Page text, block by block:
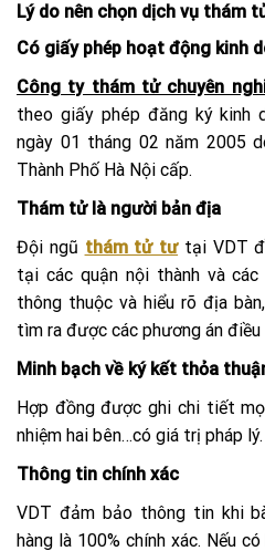
Lý do nên chọn dịch vụ thám
Có giấy phép hoạt động kinh
Công ty thám tử chuyên
theo giấy phép đăng ký kinh
ngày 01 tháng 02 năm 2005
Thành Phố Hà Nội cấp.
Thám tử là người bản địa
Đội ngũ thám tử tưtại VDT
tại các quận nội thành và
thông thuộc và hiểu rõ địa
tìm ra được các phương án điều
Minh bạch về ký kết thỏa
Hợp đồng được ghi chi tiết
nhiệm hai bên…có giá trị pháp lý.
Thông tin chính xác
VDT đảm bảo thông tin khi
hàng là 100% chính xác. Nếu